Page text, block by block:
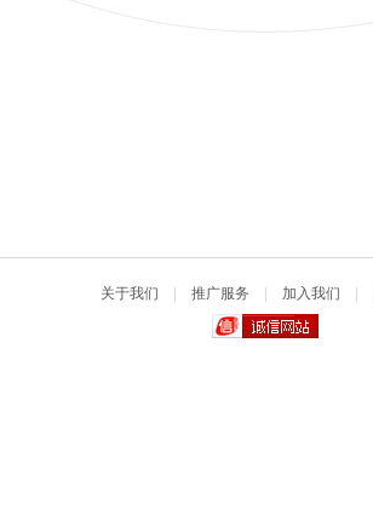
关于我们 推广服务 加入我们